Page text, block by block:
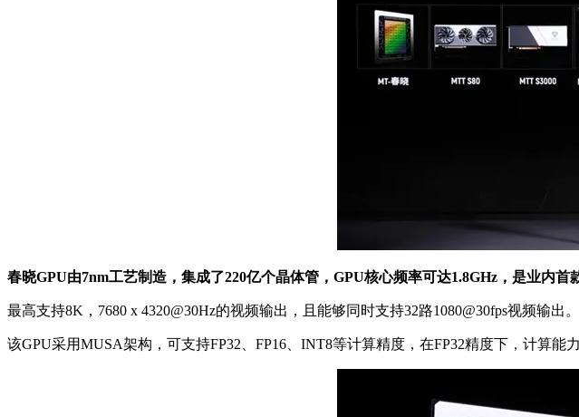
春晓GPU由7nm工艺制造，集成了220亿个晶体管，GPU核心频率可达1.8GHz，是业内首
最高支持8K，7680 x 4320@30Hz的视频输出，且能够同时支持32路1080@30fps视频输出。
该GPU采用MUSA架构，可支持FP32、FP16、INT8等计算精度，在FP32精度下，计算能